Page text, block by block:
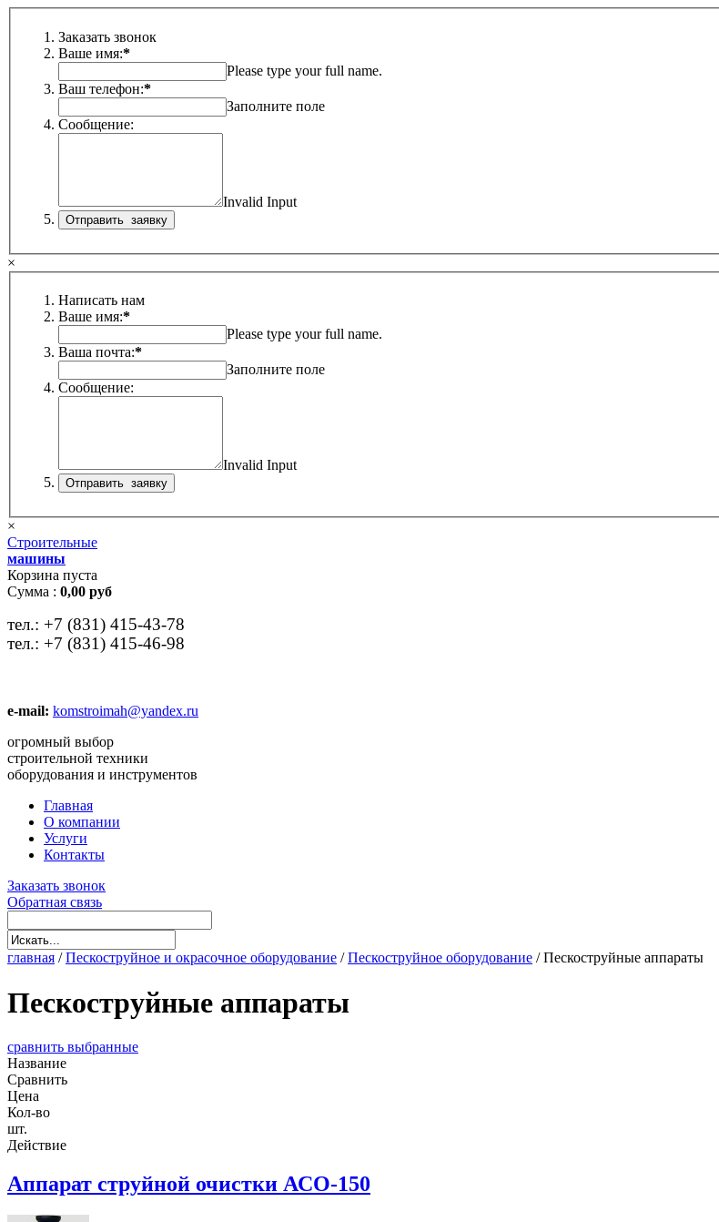
Заказать звонок
Ваше имя:*
Please type your full name.
Ваш телефон:*
Заполните поле
Сообщение:
Invalid Input
×
Написать нам
Ваше имя:*
Please type your full name.
Ваша почта:*
Заполните поле
Сообщение:
Invalid Input
×
Строительные
машины
Корзина пуста
Сумма : 0,00 руб
тел.: +7 (831) 415-43-78
тел.: +7 (831) 415-46-98
e-mail: komstroimah@yandex.ru
огромный выбор
строительной техники
оборудования и инструментов
Главная
О компании
Услуги
Контакты
Заказать звонок
Обратная связь
главная /Пескоструйное и окрасочное оборудование /Пескоструйное оборудование /Пескоструйные аппараты
Пескоструйные аппараты
сравнить выбранные
Название
Сравнить
Цена
Кол-во
шт.
Действие
Аппарат струйной очистки АСО-150